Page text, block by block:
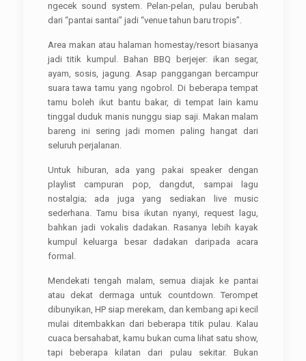
ngecek sound system. Pelan-pelan, pulau berubah
dari “pantai santai” jadi “venue tahun baru tropis”.
Area makan atau halaman homestay/resort biasanya
jadi titik kumpul. Bahan BBQ berjejer: ikan segar,
ayam, sosis, jagung. Asap panggangan bercampur
suara tawa tamu yang ngobrol. Di beberapa tempat
tamu boleh ikut bantu bakar, di tempat lain kamu
tinggal duduk manis nunggu siap saji. Makan malam
bareng ini sering jadi momen paling hangat dari
seluruh perjalanan.
Untuk hiburan, ada yang pakai speaker dengan
playlist campuran pop, dangdut, sampai lagu
nostalgia; ada juga yang sediakan live music
sederhana. Tamu bisa ikutan nyanyi, request lagu,
bahkan jadi vokalis dadakan. Rasanya lebih kayak
kumpul keluarga besar dadakan daripada acara
formal.
Mendekati tengah malam, semua diajak ke pantai
atau dekat dermaga untuk countdown. Terompet
dibunyikan, HP siap merekam, dan kembang api kecil
mulai ditembakkan dari beberapa titik pulau. Kalau
cuaca bersahabat, kamu bukan cuma lihat satu show,
tapi beberapa kilatan dari pulau sekitar. Bukan